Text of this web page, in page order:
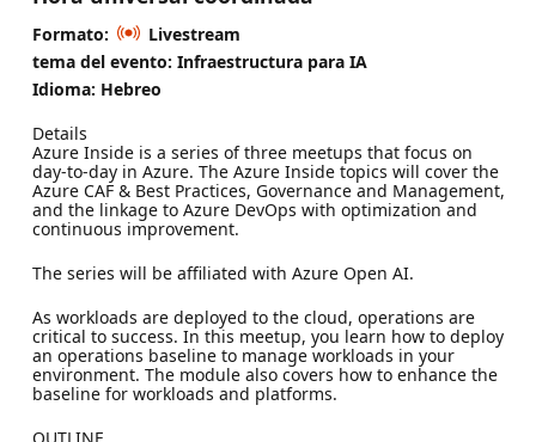
Formato:
Livestream
tema del evento: Infraestructura para IA
Idioma: Hebreo
Details
Azure Inside is a series of three meetups that focus on
day-to-day in Azure. The Azure Inside topics will cover the
Azure CAF & Best Practices, Governance and Management,
and the linkage to Azure DevOps with optimization and
continuous improvement.
The series will be affiliated with Azure Open AI.
As workloads are deployed to the cloud, operations are
critical to success. In this meetup, you learn how to deploy
an operations baseline to manage workloads in your
environment. The module also covers how to enhance the
baseline for workloads and platforms.
OUTLINE